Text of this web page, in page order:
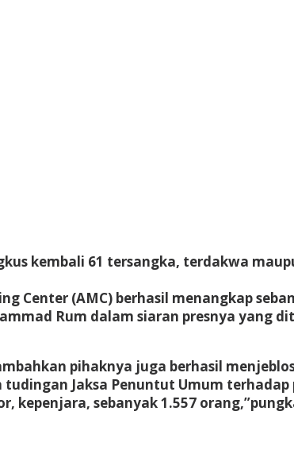
kembali 61 tersangka, terdakwa
Center (AMC) berhasil menangkap
Rum dalam siaran presnya yang
pihaknya juga berhasil
Jaksa Penuntut Umum terhadap
sebanyak 1.557